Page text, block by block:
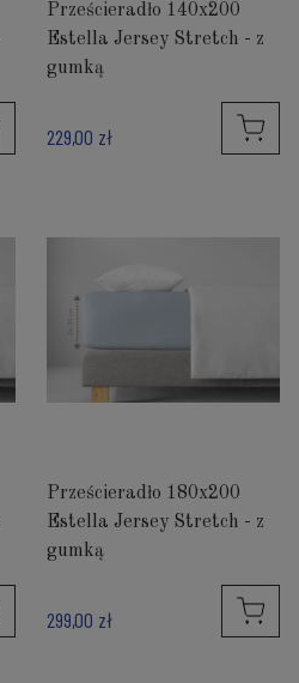
Prześcieradło 140x200
Estella Jersey Stretch - z
gumką
229,00 zł
Prześcieradło 180x200
Estella Jersey Stretch - z
gumką
299,00 zł